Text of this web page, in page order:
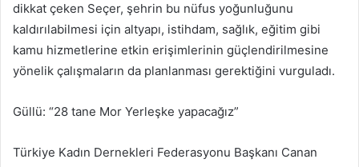
dikkat çeken Seçer, şehrin bu nüfus yoğunluğunu
kaldırılabilmesi için altyapı, istihdam, sağlık, eğitim gibi
kamu hizmetlerine etkin erişimlerinin güçlendirilmesine
yönelik çalışmaların da planlanması gerektiğini vurguladı.
Güllü: “28 tane Mor Yerleşke yapacağız”
Türkiye Kadın Dernekleri Federasyonu Başkanı Canan